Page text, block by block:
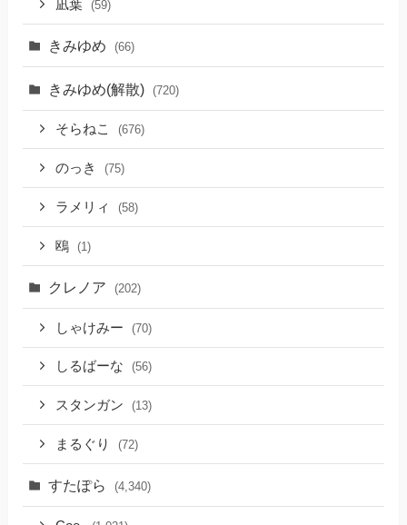
凪葉 (59)
きみゆめ (66)
きみゆめ(解散) (720)
そらねこ (676)
のっき (75)
ラメリィ (58)
鴎 (1)
クレノア (202)
しゃけみー (70)
しるばーな (56)
スタンガン (13)
まるぐり (72)
すたぽら (4,340)